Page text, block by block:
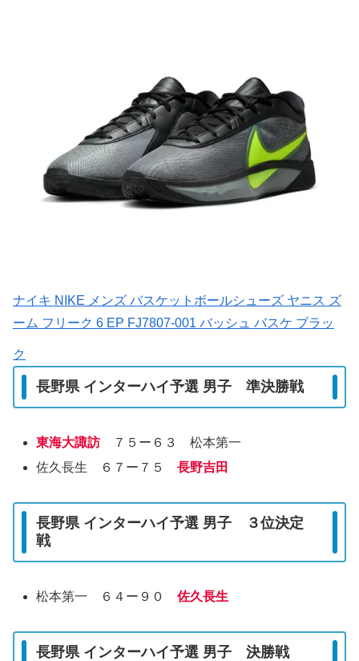
ナイキ NIKE メンズ バスケットボールシューズ ヤニス ズ
ーム フリーク 6 EP FJ7807-001 バッシュ バスケ ブラッ
ク
長野県 インターハイ予選 男子 準決勝戦
東海大諏訪 ７５ー６３ 松本第一
佐久長生 ６７ー７５長野吉田
長野県 インターハイ予選 男子 ３位決定
戦
松本第一 ６４ー９０佐久長生
長野県 インターハイ予選 男子 決勝戦